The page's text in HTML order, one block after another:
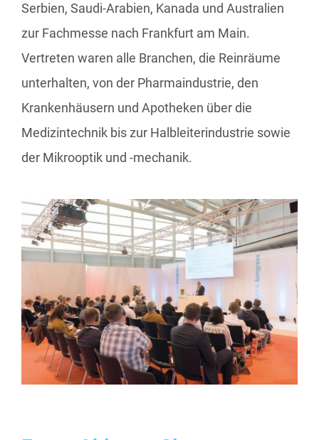
Serbien, Saudi-Arabien, Kanada und Australien
zur Fachmesse nach Frankfurt am Main.
Vertreten waren alle Branchen, die Reinräume
unterhalten, von der Pharmaindustrie, den
Krankenhäusern und Apotheken über die
Medizintechnik bis zur Halbleiterindustrie sowie
der Mikrooptik und -mechanik.